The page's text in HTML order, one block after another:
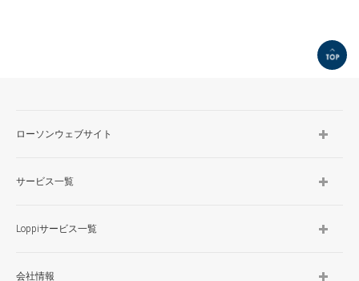
ローソンウェブサイト
サービス一覧
Loppiサービス一覧
会社情報